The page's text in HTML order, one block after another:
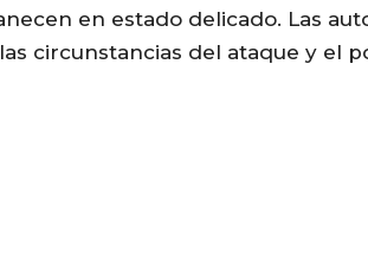
en estado delicado. Las
circunstancias del ataque y el